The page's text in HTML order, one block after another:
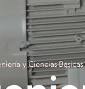
y Ciencias Básicas